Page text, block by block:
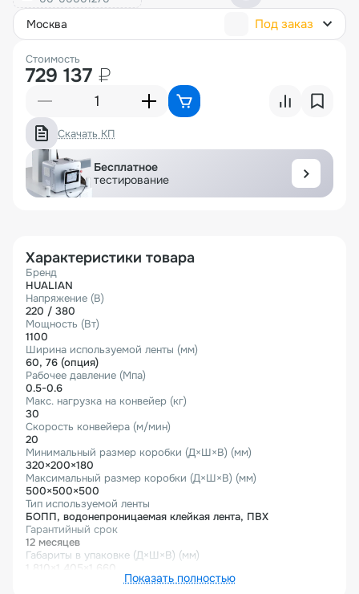
москва Под заказ
Стоимость
729 137 ₽
Скачать КП
Бесплатное
тестирование
Характеристики товара
Бренд
HUALIAN
Напряжение (В)
220 / 380
Мощность (Вт)
1100
Ширина используемой ленты (мм)
60, 76 (опция)
Рабочее давление (Мпа)
0.5-0.6
Макс. нагрузка на конвейер (кг)
30
Скорость конвейера (м/мин)
20
Минимальный размер коробки (Д×Ш×В) (мм)
320×200×180
Максимальный размер коробки (Д×Ш×В) (мм)
500×500×500
Тип используемой ленты
БОПП, водонепроницаемая клейкая лента, ПВХ
Гарантийный срок
12 месяцев
Габариты в упаковке (Д×Ш×В) (мм)
1 810×1 405×1 660
Описание товараПоказать полностью